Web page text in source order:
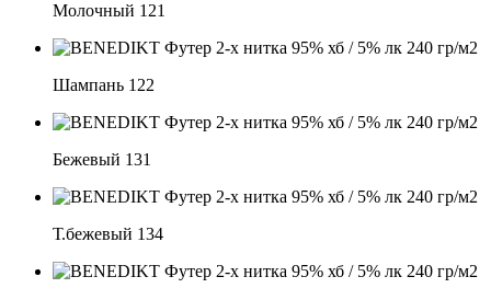
Молочный 121
Шампань 122
Бежевый 131
Т.бежевый 134